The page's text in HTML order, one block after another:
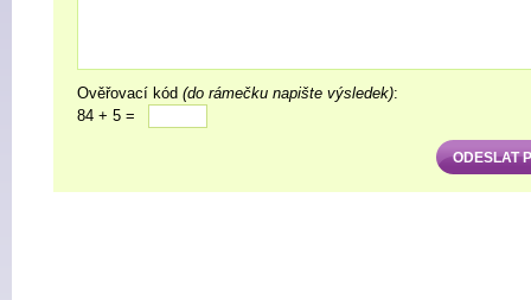
Ověřovací kód (do rámečku napište výsledek):
84 + 5 =